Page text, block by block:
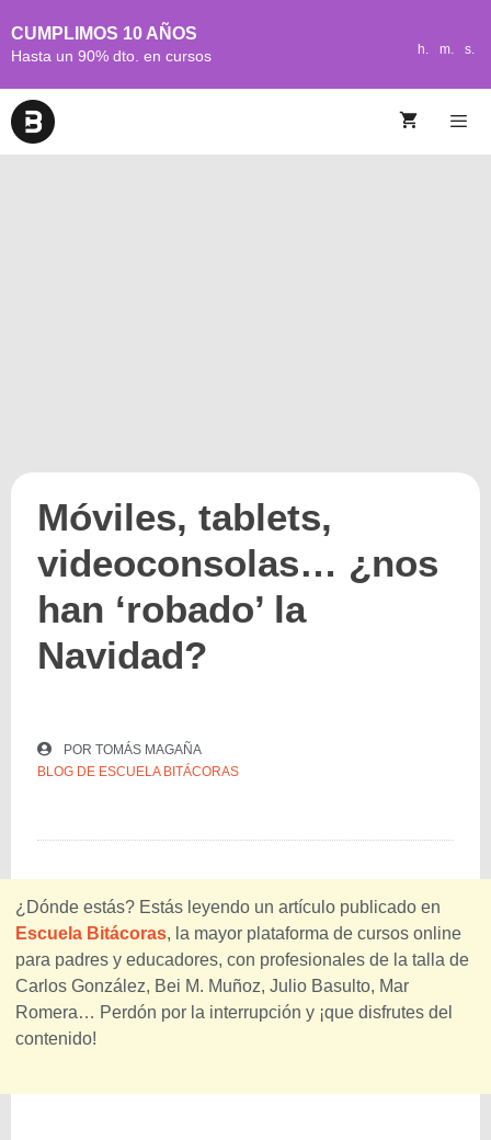
CUMPLIMOS 10 AÑOS
Hasta un 90% dto. en cursos h. m. s.
Móviles, tablets,
videoconsolas… ¿nos
han ‘robado’ la
Navidad?
POR TOMÁS MAGAÑA
BLOG DE ESCUELA BITÁCORAS
¿Dónde estás? Estás leyendo un artículo publicado en
Escuela Bitácoras, la mayor plataforma de cursos online
para padres y educadores, con profesionales de la talla de
Carlos González, Bei M. Muñoz, Julio Basulto, Mar
Romera… Perdón por la interrupción y ¡que disfrutes del
contenido!